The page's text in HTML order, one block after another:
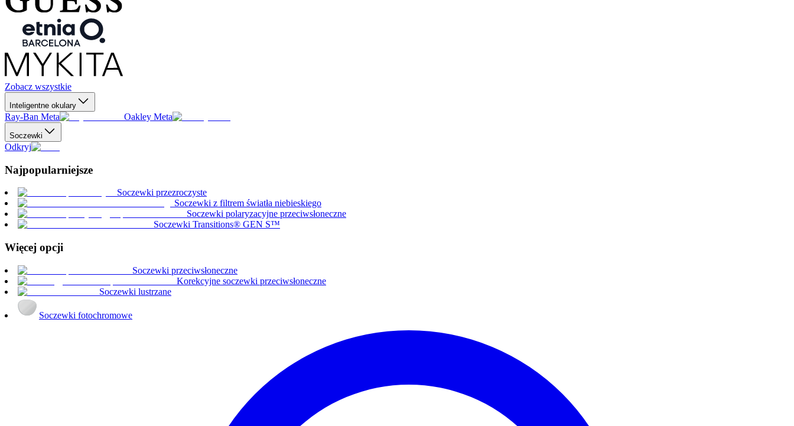
Zobacz wszystkie
Inteligentne okulary
Ray-Ban Meta Oakley Meta
Soczewki
Odkryj
Najpopularniejsze
Soczewki przezroczyste
Soczewki z filtrem światła niebieskiego
Soczewki polaryzacyjne przeciwsłoneczne
Soczewki Transitions® GEN S™
Więcej opcji
Soczewki przeciwsłoneczne
Korekcyjne soczewki przeciwsłoneczne
Soczewki lustrzane
Soczewki fotochromowe